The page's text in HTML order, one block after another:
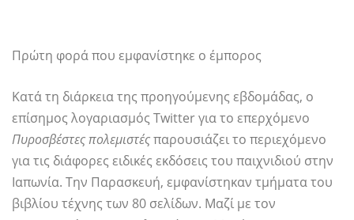
Πρώτη φορά που εμφανίστηκε ο έμπορος
Κατά τη διάρκεια της προηγούμενης εβδομάδας, ο
επίσημος λογαριασμός Twitter για το επερχόμενο
Πυροσβέστες πολεμιστέςπαρουσιάζει το περιεχόμενο
για τις διάφορες ειδικές εκδόσεις του παιχνιδιού στην
Ιαπωνία. Την Παρασκευή, εμφανίστηκαν τμήματα του
βιβλίου τέχνης των 80 σελίδων. Μαζί με τον